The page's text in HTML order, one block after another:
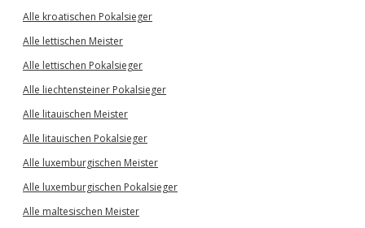
Alle kroatischen Pokalsieger
Alle lettischen Meister
Alle lettischen Pokalsieger
Alle liechtensteiner Pokalsieger
Alle litauischen Meister
Alle litauischen Pokalsieger
Alle luxemburgischen Meister
Alle luxemburgischen Pokalsieger
Alle maltesischen Meister